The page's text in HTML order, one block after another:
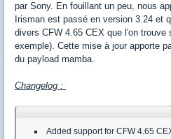
par Sony. En fouillant un peu, nous
Irisman est passé en version 3.24 et
divers CFW 4.65 CEX que l'on trouve
exemple). Cette mise à jour apporte
du payload mamba.
Changelog :
Added support for CFW 4.65